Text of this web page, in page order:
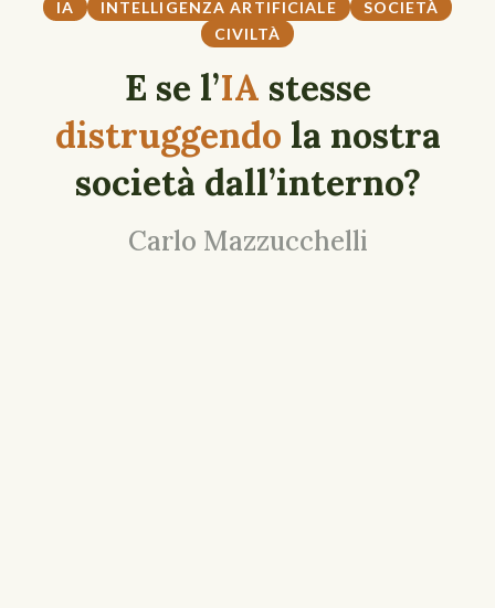
IA INTELLIGENZA ARTIFICIALE
SOCIETÀ
CIVILTÀ
E se l’IA stesse
distruggendo la nostra
società dall’interno?
Carlo Mazzucchelli